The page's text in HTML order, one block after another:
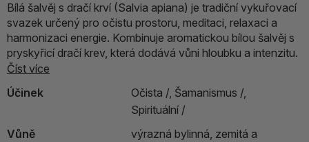
Bílá šalvěj s dračí krví (Salvia apiana) je tradiční vykuřovací
svazek určený pro očistu prostoru, meditaci, relaxaci a
harmonizaci energie. Kombinuje aromatickou bílou šalvěj s
pryskyřicí dračí krev, která dodává vůni hloubku a intenzitu.
Číst více
Účinek
Očista /, Šamanismus /,
Spirituální /
Vůně
výrazná bylinná, zemitá a